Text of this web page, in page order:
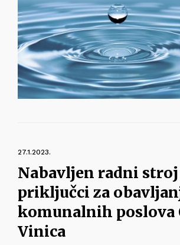
27.1.2023.
Nabavljen radni
priključci za
komunalnih poslova
Vinica